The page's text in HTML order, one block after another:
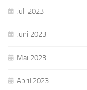
Juli 2023
Juni 2023
Mai 2023
April 2023